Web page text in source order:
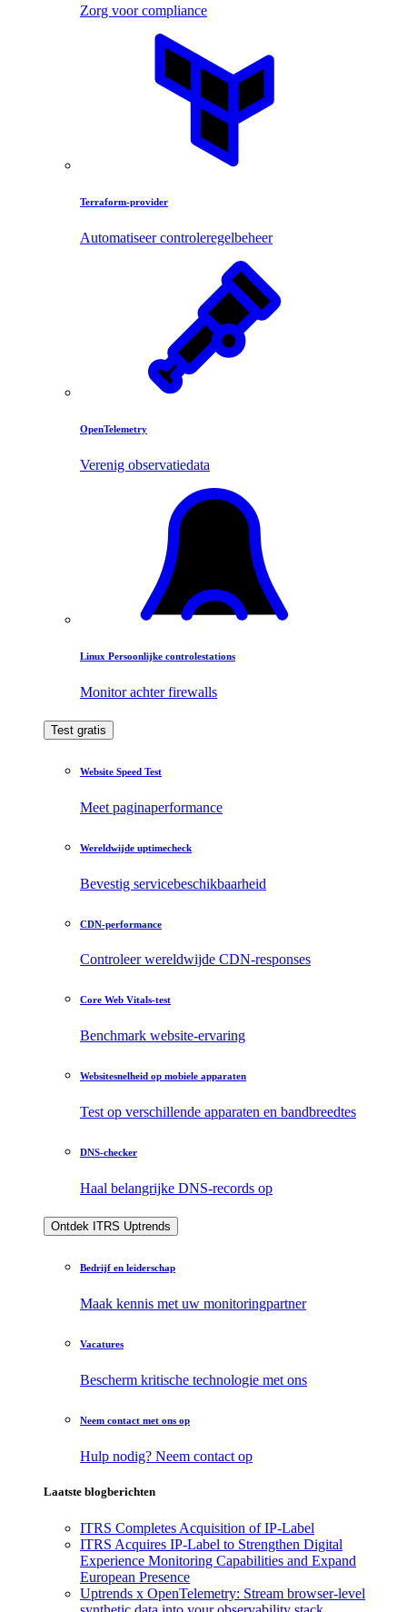
Zorg voor compliance
Terraform-provider
Automatiseer controleregelbeheer
OpenTelemetry
Verenig observatiedata
Linux Persoonlijke controlestations
Monitor achter firewalls
Test gratis
Website Speed Test
Meet paginaperformance
Wereldwijde uptimecheck
Bevestig servicebeschikbaarheid
CDN-performance
Controleer wereldwijde CDN-responses
Core Web Vitals-test
Benchmark website-ervaring
Websitesnelheid op mobiele apparaten
Test op verschillende apparaten en bandbreedtes
DNS-checker
Haal belangrijke DNS-records op
Ontdek ITRS Uptrends
Bedrijf en leiderschap
Maak kennis met uw monitoringpartner
Vacatures
Bescherm kritische technologie met ons
Neem contact met ons op
Hulp nodig? Neem contact op
Laatste blogberichten
ITRS Completes Acquisition of IP-Label
ITRS Acquires IP-Label to Strengthen Digital
Experience Monitoring Capabilities and Expand
European Presence
Uptrends x OpenTelemetry: Stream browser-level